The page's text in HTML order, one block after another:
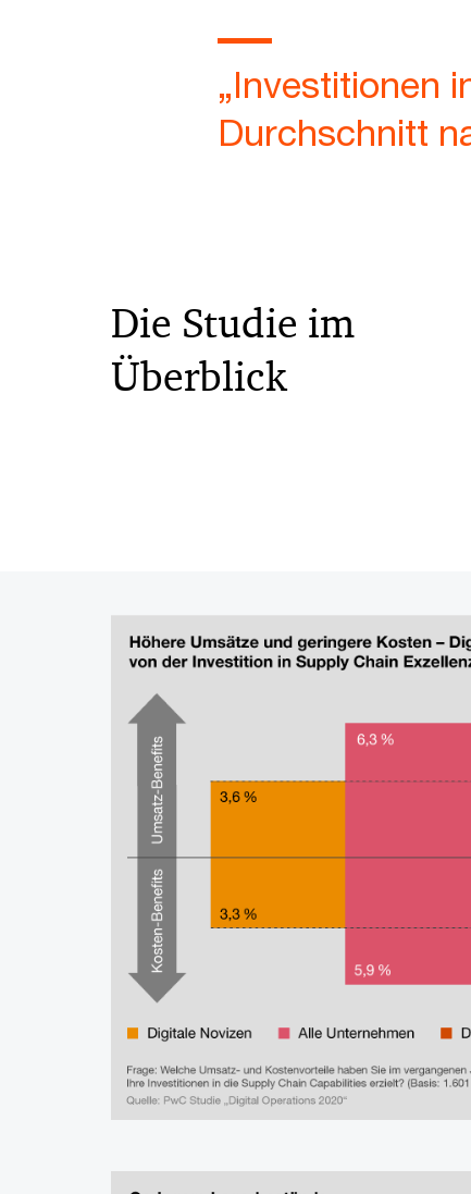
„Investitionen
Durchschnitt
Die Studie im
Überblick